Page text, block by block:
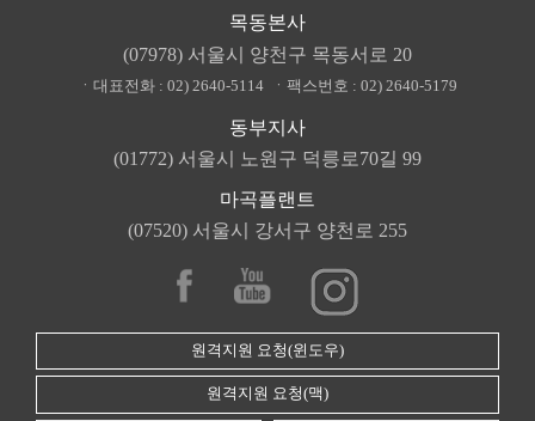
목동본사
(07978) 서울시 양천구 목동서로 20
ㆍ대표전화 : 02) 2640-5114 ㆍ팩스번호 : 02) 2640-5179
동부지사
(01772) 서울시 노원구 덕릉로70길 99
마곡플랜트
(07520) 서울시 강서구 양천로 255
원격지원 요청(윈도우)
원격지원 요청(맥)